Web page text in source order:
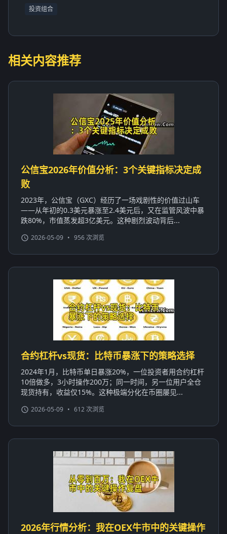
投资组合
相关内容推荐
公信宝2026年价值分析：3个关键指标决定成
败
2023年，公信宝（GXC）经历了一场戏剧性的价值过山车
——从年初的0.3美元暴涨至2.4美元后，又在监管风波中暴
跌80%，市值蒸发超3亿美元。这种剧烈波动背后...
2026-05-09 • 956 次浏览
合约杠杆vs现货：比特币暴涨下的策略选择
2024年1月，比特币单日暴涨20%，一位投资者用合约杠杆
10倍做多，3小时操作200万；同一时间，另一位用户全仓
现货持有，收益仅15%。这种极端分化在币圈屡见...
2026-05-09 • 612 次浏览
2026年行情分析：我在OEX牛市中的关键操作